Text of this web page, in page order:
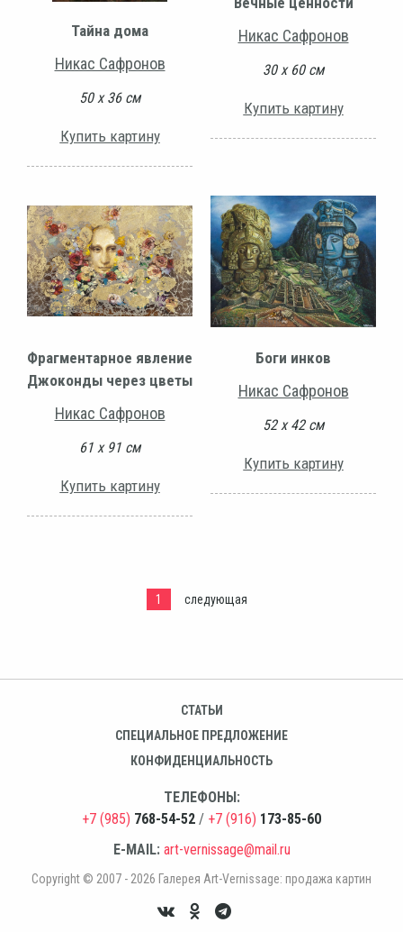
Тайна дома
Никас Сафронов
50 х 36 см
Купить картину
Никас Сафронов
30 х 60 см
Купить картину
Фрагментарное явление
Джоконды через цветы
Никас Сафронов
61 х 91 см
Купить картину
Боги инков
Никас Сафронов
52 х 42 см
Купить картину
1 следующая
СТАТЬИ
СПЕЦИАЛЬНОЕ ПРЕДЛОЖЕНИЕ
КОНФИДЕНЦИАЛЬНОСТЬ
ТЕЛЕФОНЫ:
+7 (985) 768-54-52 / +7 (916) 173-85-60
E-MAIL: art-vernissage@mail.ru
Copyright © 2007 - 2026 Галерея Art-Vernissage: продажа картин